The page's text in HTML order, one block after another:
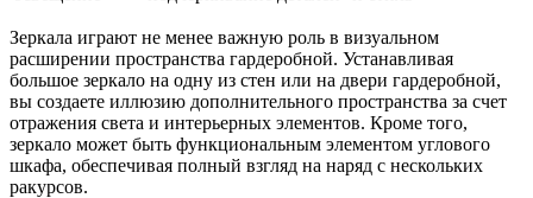
Зеркала играют не менее важную роль в визуальном
расширении пространства гардеробной. Устанавливая
большое зеркало на одну из стен или на двери гардеробной,
вы создаете иллюзию дополнительного пространства за счет
отражения света и интерьерных элементов. Кроме того,
зеркало может быть функциональным элементом углового
шкафа, обеспечивая полный взгляд на наряд с нескольких
ракурсов.